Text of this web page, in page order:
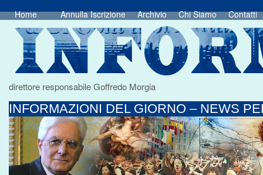
Home Annulla Iscrizione Archivio Chi Siamo Contatti
direttore responsabile Goffredo Morgia
INFORMAZIONI DEL GIORNO – NEWS